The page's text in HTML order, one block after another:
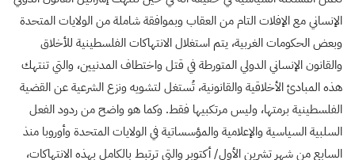
الإنساني مع الإفلات التام من العقاب وبموافقة شاملة من الولايات المتحدة
وبعض الحكومات الغربية، يتم استغلال الانتهاكات الفلسطينية للأخلاق
والقانون الإنساني الدولي المتورطة في قتل واختطاف المدنيين، والتي تنتهك
هذه المبادئ الأخلاقية والقانونية، تُستغل لتشويه ونزع الشرعية عن القضية
الفلسطينية برمتها، وليس مرتكبيها فقط. وكما هو واضح من ردود الفعل
السلبية السياسية والإعلامية والمؤسساتية في الولايات المتحدة وأوروبا منذ
السابع من شهر تشرين الأول/ أكتوبر والتي ترتبط بالكامل بهذه الانتهاكات،